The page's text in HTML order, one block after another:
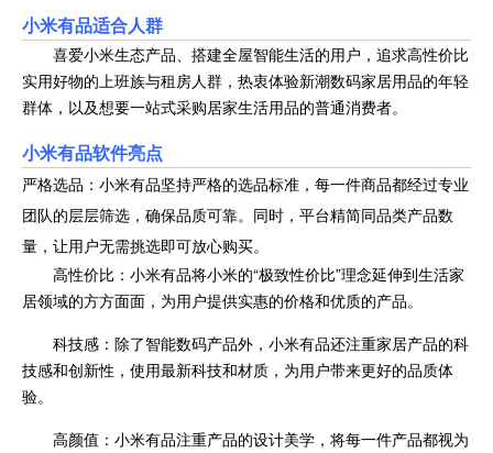
小米有品适合人群
喜爱小米生态产品、搭建全屋智能生活的用户，追求高性价比
实用好物的上班族与租房人群，热衷体验新潮数码家居用品的年轻
群体，以及想要一站式采购居家生活用品的普通消费者。
小米有品软件亮点
严格选品：小米有品坚持严格的选品标准，每一件商品都经过专业
团队的层层筛选，确保品质可靠。同时，平台精简同品类产品数
量，让用户无需挑选即可放心购买。
高性价比：小米有品将小米的“极致性价比”理念延伸到生活家
居领域的方方面面，为用户提供实惠的价格和优质的产品。
科技感：除了智能数码产品外，小米有品还注重家居产品的科
技感和创新性，使用最新科技和材质，为用户带来更好的品质体
验。
高颜值：小米有品注重产品的设计美学，将每一件产品都视为